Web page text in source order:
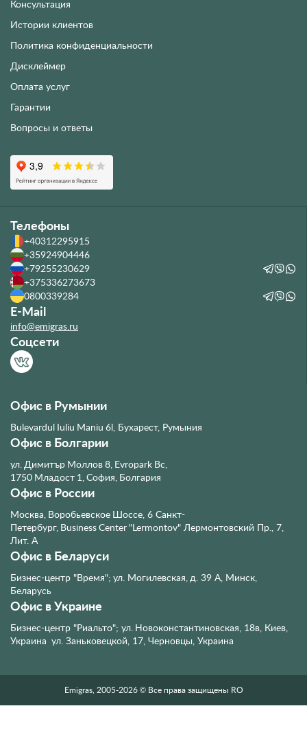
Консультация
Истории клиентов
Политика конфиденциальности
Дисклеймер
Оплата услуг
Гарантии
Вопросы и ответы
Телефоны
+40312295915
+35924904446
+79255230629
+375336273673
0800339284
E-Mail
info@emigras.ru
Соцсети
Офис в Румынии
Bulevardul Iuliu Maniu 6l, Бухарест, Румыния
Офис в Болгарии
ул. Димитър Моллов 8, Evropark Bc,
1750 Младост 1, София, Болгария
Офис в России
Москва, Воробьевское Шоссе, 6 Санкт-
Петербург, Business Center "Lermontov" Лермонтовский Пр., 7,
Лит. А
Офис в Беларуси
Бизнес-центр "Время"; ул. Могилевская, д. 39 А, Минск,
Беларусь
Офис в Украине
Бизнес-центр "Риальто"; ул. Новоконстантиновская, 18в, Киев,
Украина ул. Заньковецкой, 17, Черновцы, Украина
Emigras, 2005-2026 © Все права защищены RO